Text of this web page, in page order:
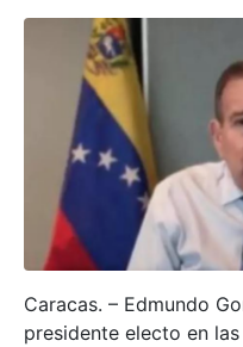
Caracas. – Edmundo
presidente electo en